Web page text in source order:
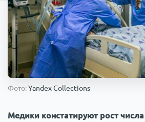
Общество
Коронавирус
Происшествия
Фото:Yandex Collections
Медики констатируют рост